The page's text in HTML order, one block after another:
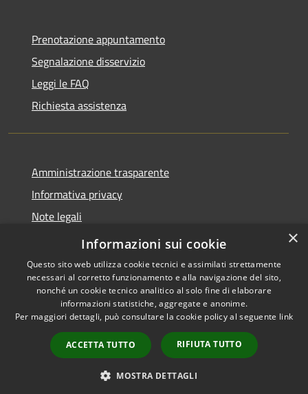
Prenotazione appuntamento
Segnalazione disservizio
Leggi le FAQ
Richiesta assistenza
Amministrazione trasparente
Informativa privacy
Note legali
Dichiarazione di accessibilità
Accessibilità
Copyright © 2026 • Comune di
Pessano con Bornago •
Powered byMunicipium
Accesso redazione
×
Informazioni sui cookie
Questo sito web utilizza cookie tecnici e assimilati strettamente
necessari al corretto funzionamento e alla navigazione del sito,
nonché un cookie tecnico analitico al solo fine di elaborare
informazioni statistiche, aggregate e anonime.
Per maggiori dettagli, può consultare la cookie policy al seguente link
ACCETTA TUTTO RIFIUTA TUTTO
MOSTRA DETTAGLI